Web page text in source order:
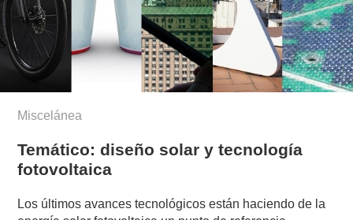
Miscelánea
Temático: diseño solar y tecnología
fotovoltaica
Los últimos avances tecnológicos están haciendo de la